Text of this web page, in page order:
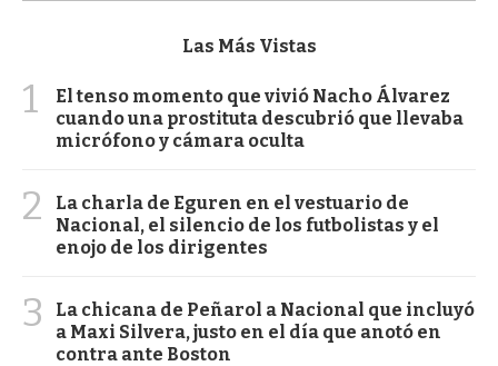
Las Más Vistas
1
El tenso momento que vivió Nacho Álvarez
cuando una prostituta descubrió que llevaba
micrófono y cámara oculta
2
La charla de Eguren en el vestuario de
Nacional, el silencio de los futbolistas y el
enojo de los dirigentes
3
La chicana de Peñarol a Nacional que incluyó
a Maxi Silvera, justo en el día que anotó en
contra ante Boston